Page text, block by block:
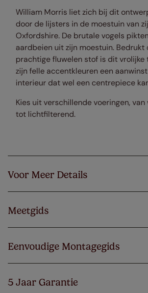
William Morris liet zich bij dit
door de lijsters in de moestuin van
Oxfordshire. De brutale vogels
aardbeien uit zijn moestuin. Bedrukt
prachtige fluwelen stof is dit
zijn felle accentkleuren een
interieur dat wel een centrepiece
Kies uit verschillende voeringen,
tot lichtfilterend.
Voor Meer Details
Meetgids
Eenvoudige Montagegids
5 Jaar Garantie